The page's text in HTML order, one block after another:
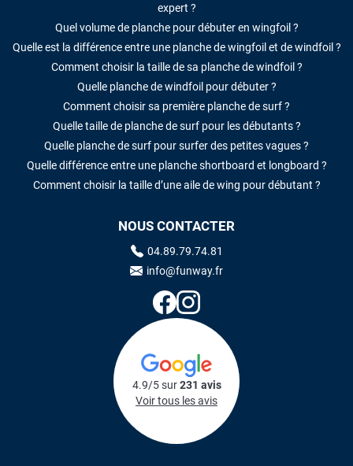
expert ?
Quel volume de planche pour débuter en wingfoil ?
Quelle est la différence entre une planche de wingfoil et de windfoil ?
Comment choisir la taille de sa planche de windfoil ?
Quelle planche de windfoil pour débuter ?
Comment choisir sa première planche de surf ?
Quelle taille de planche de surf pour les débutants ?
Quelle planche de surf pour surfer des petites vagues ?
Quelle différence entre une planche shortboard et longboard ?
Comment choisir la taille d’une aile de wing pour débutant ?
NOUS CONTACTER
04.89.79.74.81
info@funway.fr
4.9/5 sur231 avis
Voir tous les avis